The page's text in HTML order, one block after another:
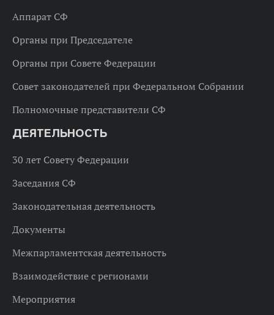
Аппарат СФ
Органы при Председателе
Органы при Совете Федерации
Совет законодателей при Федеральном Собрании
Полномочные представители СФ
ДЕЯТЕЛЬНОСТЬ
30 лет Совету Федерации
Заседания СФ
Законодательная деятельность
Документы
Межпарламентская деятельность
Взаимодействие с регионами
Мероприятия